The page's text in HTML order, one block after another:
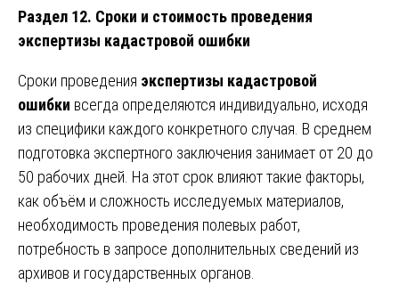
Раздел 12. Сроки и стоимость проведения
экспертизы кадастровой ошибки
Сроки проведения экспертизы кадастровой
ошибки всегда определяются индивидуально, исходя
из специфики каждого конкретного случая. В среднем
подготовка экспертного заключения занимает от 20 до
50 рабочих дней. На этот срок влияют такие факторы,
как объём и сложность исследуемых материалов,
необходимость проведения полевых работ,
потребность в запросе дополнительных сведений из
архивов и государственных органов.